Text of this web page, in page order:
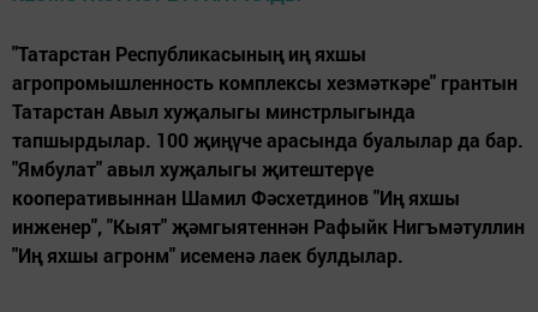
"Татарстан Республикасының иң яхшы
агропромышленность комплексы хезмәткәре" грантын
Татарстан Авыл хуҗалыгы минстрлыгында
тапшырдылар. 100 җиңүче арасында буалылар да бар.
"Ямбулат" авыл хуҗалыгы җитештерүе
кооперативыннан Шамил Фәсхетдинов "Иң яхшы
инженер", "Кыят" җәмгыятеннән Рафыйк Нигъмәтуллин
"Иң яхшы агронм" исеменә лаек булдылар.